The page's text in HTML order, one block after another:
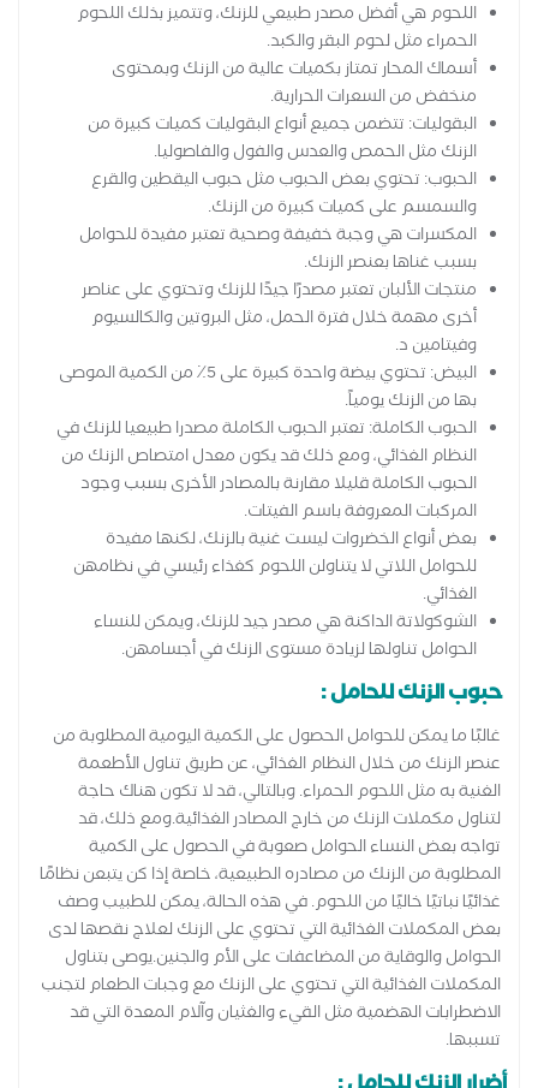
اللحوم هي أفضل مصدر طبيعي للزنك، وتتميز بذلك اللحوم
الحمراء مثل لحوم البقر والكبد.
أسماك المحار تمتاز بكميات عالية من الزنك وبمحتوى
منخفض من السعرات الحرارية.
البقوليات: تتضمن جميع أنواع البقوليات كميات كبيرة من
الزنك مثل الحمص والعدس والفول والفاصوليا.
الحبوب: تحتوي بعض الحبوب مثل حبوب اليقطين والقرع
والسمسم على كميات كبيرة من الزنك.
المكسرات هي وجبة خفيفة وصحية تعتبر مفيدة للحوامل
بسبب غناها بعنصر الزنك.
منتجات الألبان تعتبر مصدرًا جيدًا للزنك وتحتوي على عناصر
أخرى مهمة خلال فترة الحمل، مثل البروتين والكالسيوم
وفيتامين د.
البيض: تحتوي بيضة واحدة كبيرة على 5٪ من الكمية الموصى
بها من الزنك يومياً.
الحبوب الكاملة: تعتبر الحبوب الكاملة مصدرا طبيعيا للزنك في
النظام الغذائي، ومع ذلك قد يكون معدل امتصاص الزنك من
الحبوب الكاملة قليلا مقارنة بالمصادر الأخرى بسبب وجود
المركبات المعروفة باسم الفيتات.
بعض أنواع الخضروات ليست غنية بالزنك، لكنها مفيدة
للحوامل اللاتي لا يتناولن اللحوم كغذاء رئيسي في نظامهن
الغذائي.
الشوكولاتة الداكنة هي مصدر جيد للزنك، ويمكن للنساء
الحوامل تناولها لزيادة مستوى الزنك في أجسامهن.
حبوب الزنك للحامل :
غالبًا ما يمكن للحوامل الحصول على الكمية اليومية المطلوبة من
عنصر الزنك من خلال النظام الغذائي، عن طريق تناول الأطعمة
الغنية به مثل اللحوم الحمراء. وبالتالي، قد لا تكون هناك حاجة
لتناول مكملات الزنك من خارج المصادر الغذائية.ومع ذلك، قد
تواجه بعض النساء الحوامل صعوبة في الحصول على الكمية
المطلوبة من الزنك من مصادره الطبيعية، خاصة إذا كن يتبعن نظامًا
غذائيًا نباتيًا خاليًا من اللحوم. في هذه الحالة، يمكن للطبيب وصف
بعض المكملات الغذائية التي تحتوي على الزنك لعلاج نقصها لدى
الحوامل والوقاية من المضاعفات على الأم والجنين.يوصى بتناول
المكملات الغذائية التي تحتوي على الزنك مع وجبات الطعام لتجنب
الاضطرابات الهضمية مثل القيء والغثيان وآلام المعدة التي قد
تسببها.